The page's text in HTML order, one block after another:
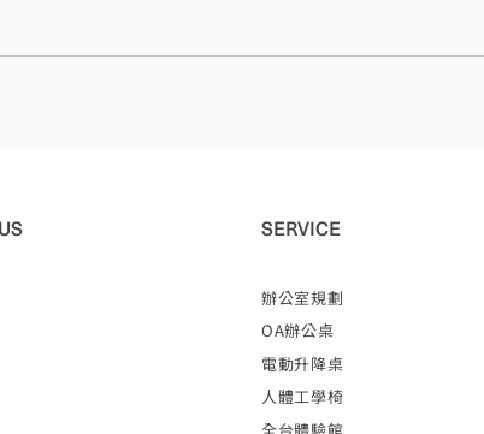
心路二段與台灣大道二段交叉口 步行約 5 分鐘即可抵達。
SERVICE
辦公室規劃
OA辦公桌
電動升降桌
人體工學椅